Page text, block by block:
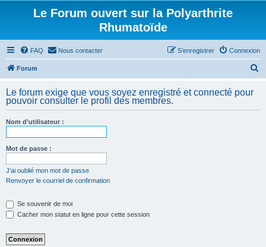
Le Forum ouvert sur la Polyarthrite
Rhumatoïde
FAQ Nous contacter Connexion
S’enregistrer
Forum
h
Le forum exige que vous soyez enregistré et connecté pour
pouvoir consulter le profil des membres.
Nom d’utilisateur :
Mot de passe :
J’ai oublié mon mot de passe
Renvoyer le courriel de confirmation
Se souvenir de moi
Cacher mon statut en ligne pour cette session